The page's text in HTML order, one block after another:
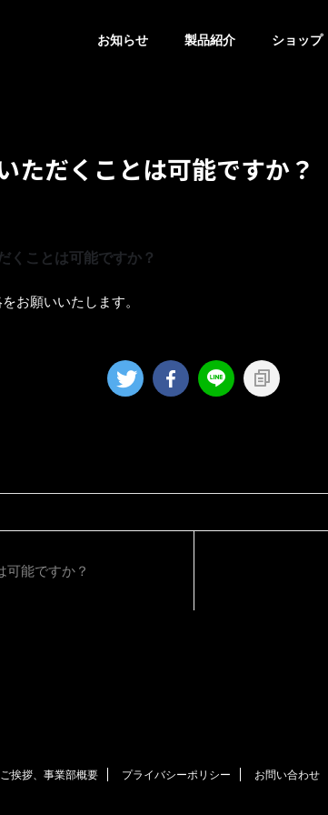
お知らせ 製品紹介 ショップ
ただくことは可能ですか？
くことは可能ですか？
お願いいたします。
可能ですか？
ご挨拶、事業部概要 プライバシーポリシー お問い合わせ